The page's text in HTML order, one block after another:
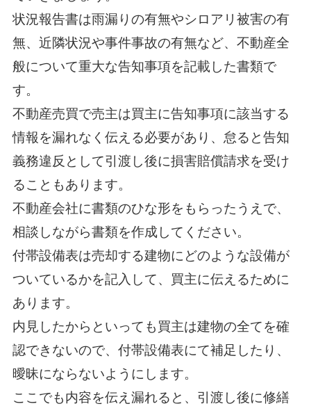
状況報告書は雨漏りの有無やシロアリ被害の有
無、近隣状況や事件事故の有無など、不動産全
般について重大な告知事項を記載した書類で
す。
不動産売買で売主は買主に告知事項に該当する
情報を漏れなく伝える必要があり、怠ると告知
義務違反として引渡し後に損害賠償請求を受け
ることもあります。
不動産会社に書類のひな形をもらったうえで、
相談しながら書類を作成してください。
付帯設備表は売却する建物にどのような設備が
ついているかを記入して、買主に伝えるために
あります。
内見したからといっても買主は建物の全てを確
認できないので、付帯設備表にて補足したり、
曖昧にならないようにします。
ここでも内容を伝え漏れると、引渡し後に修繕